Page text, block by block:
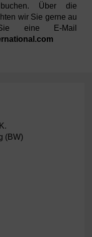
Über die
wir Sie gerne au
eine E-Mail
(BW)